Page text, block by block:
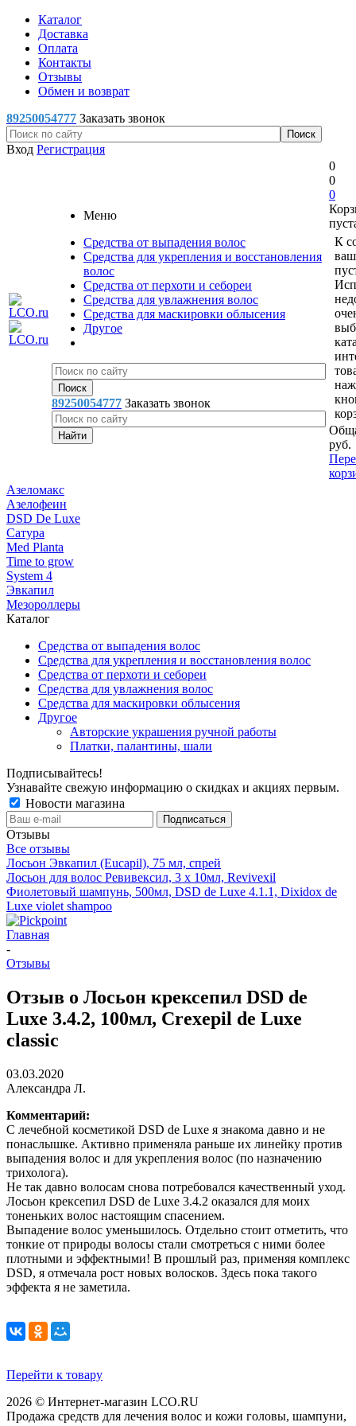
Каталог
Доставка
Оплата
Контакты
Отзывы
Обмен и возврат
89250054777 Заказать звонок
Вход Регистрация
Меню
Средства от выпадения волос
Средства для укрепления и восстановления
волос
Средства от перхоти и себореи
Средства для увлажнения волос
Средства для маскировки облысения
Другое
89250054777 Заказать звонок
0
0
0
К
руб.
Азеломакс
Азелофеин
DSD De Luxe
Сатура
Med Planta
Time to grow
System 4
Эвкапил
Мезороллеры
Каталог
Средства от выпадения волос
Средства для укрепления и восстановления волос
Средства от перхоти и себореи
Средства для увлажнения волос
Средства для маскировки облысения
Другое
Авторские украшения ручной работы
Платки, палантины, шали
Подписывайтесь!
Узнавайте свежую информацию о скидках и акциях первым.
Новости магазина
Отзывы
Все отзывы
Лосьон Эвкапил (Eucapil), 75 мл, спрей
Лосьон для волос Ревивексил, 3 х 10мл, Revivexil
Фиолетовый шампунь, 500мл, DSD de Luxe 4.1.1, Dixidox de
Luxe violet shampoo
Главная
-
Отзывы
Отзыв о Лосьон крексепил DSD de
Luxe 3.4.2, 100мл, Crexepil de Luxe
classic
03.03.2020
Александра Л.
Комментарий:
С лечебной косметикой DSD de Luxe я знакома давно и не
понаслышке. Активно применяла раньше их линейку против
выпадения волос и для укрепления волос (по назначению
трихолога).
Не так давно волосам снова потребовался качественный уход.
Лосьон крексепил DSD de Luxe 3.4.2 оказался для моих
тоненьких волос настоящим спасением.
Выпадение волос уменьшилось. Отдельно стоит отметить, что
тонкие от природы волосы стали смотреться с ними более
плотными и эффектными! В прошлый раз, применяя комплекс
DSD, я отмечала рост новых волосков. Здесь пока такого
эффекта я не заметила.
Перейти к товару
2026 © Интернет-магазин LCO.RU
Продажа средств для лечения волос и кожи головы, шампуни,